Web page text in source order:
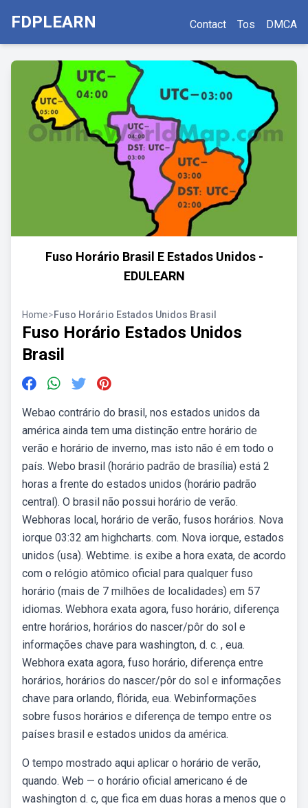
FDPLEARN Contact Tos DMCA
Fuso Horário Brasil E Estados Unidos -
EDULEARN
Home>Fuso Horário Estados Unidos Brasil
Fuso Horário Estados Unidos
Brasil
Webao contrário do brasil, nos estados unidos da
américa ainda tem uma distinção entre horário de
verão e horário de inverno, mas isto não é em todo o
país. Webo brasil (horário padrão de brasília) está 2
horas a frente do estados unidos (horário padrão
central). O brasil não possui horário de verão.
Webhoras local, horário de verão, fusos horários. Nova
iorque 03:32 am highcharts. com. Nova iorque, estados
unidos (usa). Webtime. is exibe a hora exata, de acordo
com o relógio atômico oficial para qualquer fuso
horário (mais de 7 milhões de localidades) em 57
idiomas. Webhora exata agora, fuso horário, diferença
entre horários, horários do nascer/pôr do sol e
informações chave para washington, d. c. , eua.
Webhora exata agora, fuso horário, diferença entre
horários, horários do nascer/pôr do sol e informações
chave para orlando, flórida, eua. Webinformações
sobre fusos horários e diferença de tempo entre os
países brasil e estados unidos da américa.
O tempo mostrado aqui aplicar o horário de verão,
quando. Web — o horário oficial americano é de
washington d. c, que fica em duas horas a menos que o